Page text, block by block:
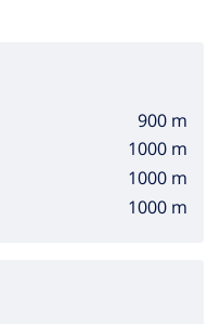
900 m
1000 m
1000 m
1000 m